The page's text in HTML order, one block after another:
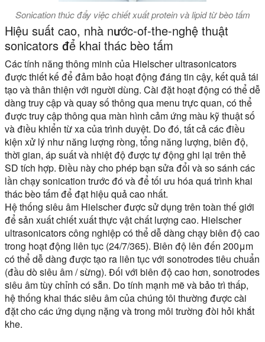
Sonication thúc đẩy việc chiết xuất protein và lipid từ bèo tấm
Hiệu suất cao, nhà nước-of-the-nghệ thuật
sonicators để khai thác bèo tấm
Các tính năng thông minh của Hielscher ultrasonicators
được thiết kế để đảm bảo hoạt động đáng tin cậy, kết quả tái
tạo và thân thiện với người dùng. Cài đặt hoạt động có thể dễ
dàng truy cập và quay số thông qua menu trực quan, có thể
được truy cập thông qua màn hình cảm ứng màu kỹ thuật số
và điều khiển từ xa của trình duyệt. Do đó, tất cả các điều
kiện xử lý như năng lượng ròng, tổng năng lượng, biên độ,
thời gian, áp suất và nhiệt độ được tự động ghi lại trên thẻ
SD tích hợp. Điều này cho phép bạn sửa đổi và so sánh các
lần chạy sonication trước đó và để tối ưu hóa quá trình khai
thác bèo tấm để đạt hiệu quả cao nhất.
Hệ thống siêu âm Hielscher được sử dụng trên toàn thế giới
để sản xuất chiết xuất thực vật chất lượng cao. Hielscher
ultrasonicators công nghiệp có thể dễ dàng chạy biên độ cao
trong hoạt động liên tục (24/7/365). Biên độ lên đến 200μm
có thể dễ dàng được tạo ra liên tục với sonotrodes tiêu chuẩn
(đầu dò siêu âm / sừng). Đối với biên độ cao hơn, sonotrodes
siêu âm tùy chỉnh có sẵn. Do tính mạnh mẽ và bảo trì thấp,
hệ thống khai thác siêu âm của chúng tôi thường được cài
đặt cho các ứng dụng nặng và trong môi trường đòi hỏi khắt
khe.